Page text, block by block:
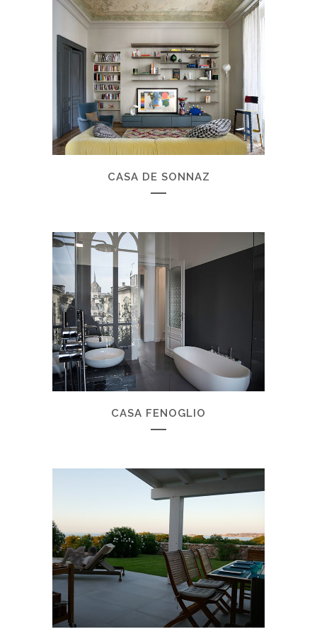
CASA DE SONNAZ
CASA FENOGLIO